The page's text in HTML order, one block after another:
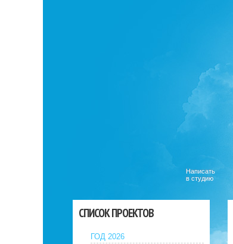
Написать
в студию
СПИСОК ПРОЕКТОВ
ГОД 2026